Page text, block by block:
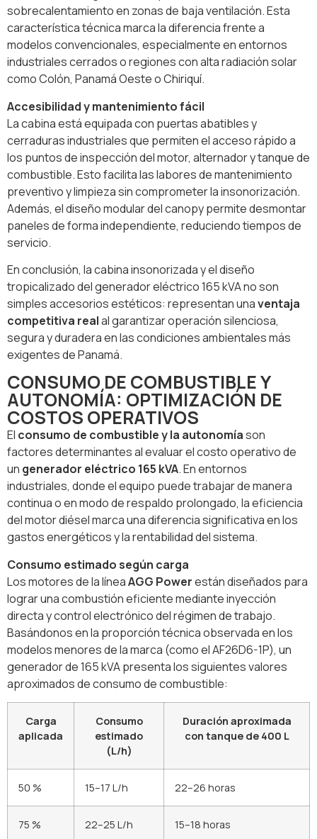
sobrecalentamiento en zonas de baja ventilación. Esta
característica técnica marca la diferencia frente a
modelos convencionales, especialmente en entornos
industriales cerrados o regiones con alta radiación solar
como Colón, Panamá Oeste o Chiriquí.
Accesibilidad y mantenimiento fácil
La cabina está equipada con puertas abatibles y
cerraduras industriales que permiten el acceso rápido a
los puntos de inspección del motor, alternador y tanque de
combustible. Esto facilita las labores de mantenimiento
preventivo y limpieza sin comprometer la insonorización.
Además, el diseño modular del canopy permite desmontar
paneles de forma independiente, reduciendo tiempos de
servicio.
En conclusión, la cabina insonorizada y el diseño
tropicalizado del generador eléctrico 165 kVA no son
simples accesorios estéticos: representan unaventaja
competitiva realal garantizar operación silenciosa,
segura y duradera en las condiciones ambientales más
exigentes de Panamá.
CONSUMO DE COMBUSTIBLE Y
AUTONOMÍA: OPTIMIZACIÓN DE
COSTOS OPERATIVOS
El consumo de combustible y la autonomíason
factores determinantes al evaluar el costo operativo de
un generador eléctrico 165 kVA. En entornos
industriales, donde el equipo puede trabajar de manera
continua o en modo de respaldo prolongado, la eficiencia
del motor diésel marca una diferencia significativa en los
gastos energéticos y la rentabilidad del sistema.
Consumo estimado según carga
Los motores de la líneaAGG Powerestán diseñados para
lograr una combustión eficiente mediante inyección
directa y control electrónico del régimen de trabajo.
Basándonos en la proporción técnica observada en los
modelos menores de la marca (como el AF26D6-1P), un
generador de 165 kVA presenta los siguientes valores
aproximados de consumo de combustible:
Carga
aplicada
Consumo
estimado
(L/h)
Duración aproximada
con tanque de 400 L
50 % 15–17 L/h 22–26 horas
75 % 22–25 L/h 15–18 horas